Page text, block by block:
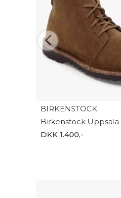
BIRKENSTOCK
DKK 1.400,-